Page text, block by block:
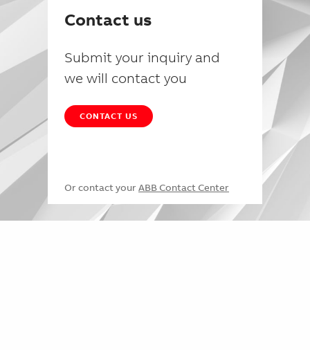
Contact us
Submit your inquiry and
we will contact you
CONTACT US
Or contact your ABB Contact Center